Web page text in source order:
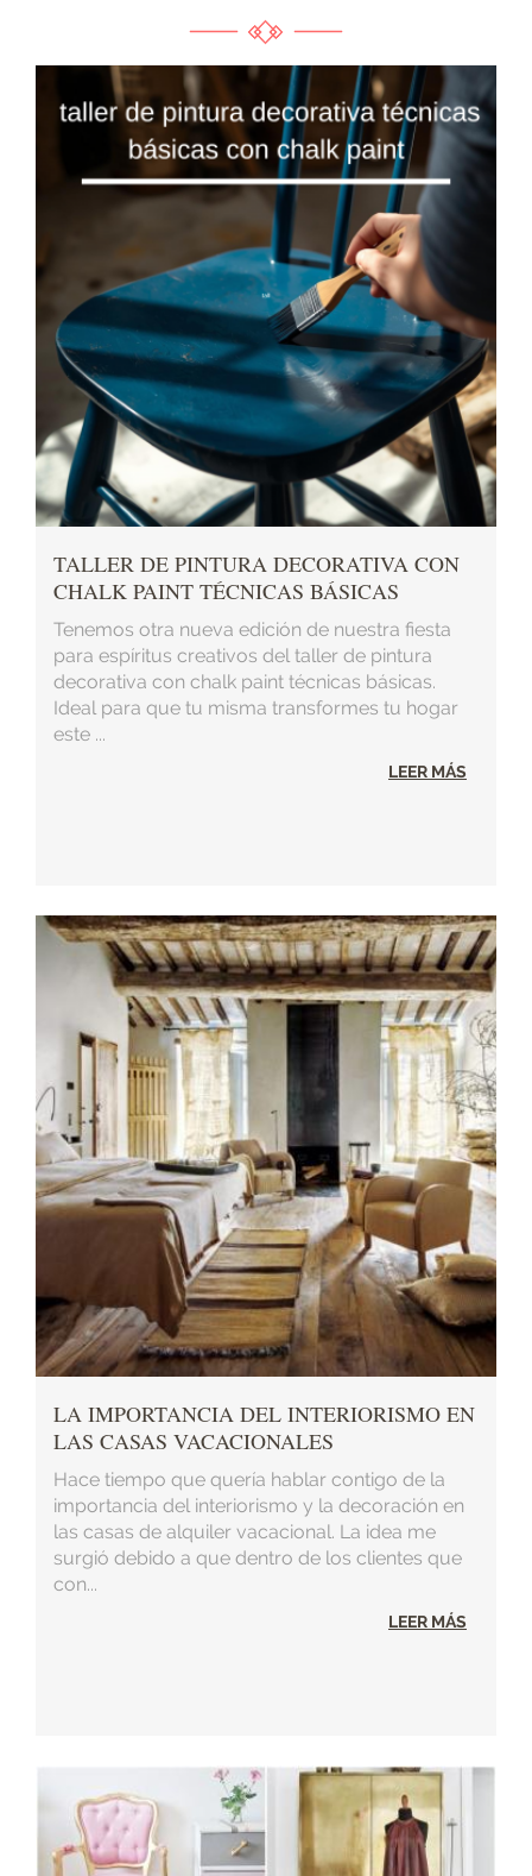
TALLER DE PINTURA DECORATIVA CON
CHALK PAINT TÉCNICAS BÁSICAS
Tenemos otra nueva edición de nuestra fiesta
para espíritus creativos del taller de pintura
decorativa con chalk paint técnicas básicas.
Ideal para que tu misma transformes tu hogar
este ...
LEER MÁS
LA IMPORTANCIA DEL INTERIORISMO EN
LAS CASAS VACACIONALES
Hace tiempo que quería hablar contigo de la
importancia del interiorismo y la decoración en
las casas de alquiler vacacional. La idea me
surgió debido a que dentro de los clientes que
con...
LEER MÁS